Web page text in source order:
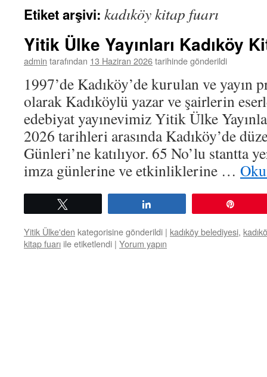
Etiket arşivi: kadıköy kitap fuarı
Yitik Ülke Yayınları Kadıköy
admin tarafından 13 Haziran 2026tarihinde gönderildi
1997’de Kadıköy’de kurulan ve yayın
olarak Kadıköylü yazar ve şairlerin
edebiyat yayınevimiz Yitik Ülke
2026 tarihleri arasında Kadıköy’de
Günleri’ne katılıyor. 65 No’lu stantta
imza günlerine ve etkinliklerine …
Yitik Ülke'den kategorisine gönderildi | kadıköy belediyesi,
kitap fuarı ile etiketlendi | Yorum yapın